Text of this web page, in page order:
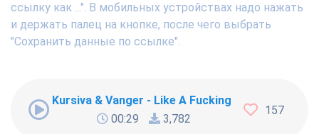
ссылку как ...". В мобильных устройствах надо нажать
и держать палец на кнопке, после чего выбрать
"Сохранить данные по ссылке".
Kursiva & Vanger - Like A Fucking Newbie
00:29
3,782
157